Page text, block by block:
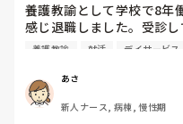
養護教諭として学校で8年
感じ退職しました。受診
就活を考え始めました。
床経験なしで採用になっ
れた方は多いのでしょうか
教えて頂けると嬉しいです。
養護教諭 就活 デイサービス
あさ
新人ナース, 病棟, 慢性期